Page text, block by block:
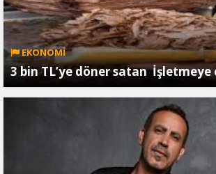
EKONOMİ
3 bin TL’ye döner satan İşletmeye